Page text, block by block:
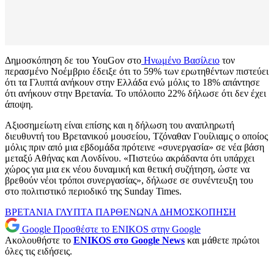
Δημοσκόπηση δε του YouGov στο Ηνωμένο Βασίλειο τον
περασμένο Νοέμβριο έδειξε ότι το 59% των ερωτηθέντων πιστεύει
ότι τα Γλυπτά ανήκουν στην Ελλάδα ενώ μόλις το 18% απάντησε
ότι ανήκουν στην Βρετανία. Το υπόλοιπο 22% δήλωσε ότι δεν έχει
άποψη.
Αξιοσημείωτη είναι επίσης και η δήλωση του αναπληρωτή
διευθυντή του Βρετανικού μουσείου, Τζόναθαν Γουίλιαμς ο οποίος
μόλις πριν από μια εβδομάδα πρότεινε «συνεργασία» σε νέα βάση
μεταξύ Αθήνας και Λονδίνου. «Πιστεύω ακράδαντα ότι υπάρχει
χώρος για μια εκ νέου δυναμική και θετική συζήτηση, ώστε να
βρεθούν νέοι τρόποι συνεργασίας», δήλωσε σε συνέντευξη του
στο πολιτιστικό περιοδικό της Sunday Times.
ΒΡΕΤΑΝΙΑ ΓΛΥΠΤΑ ΠΑΡΘΕΝΩΝΑ ΔΗΜΟΣΚΟΠΗΣΗ
Google Προσθέστε το ENIKOS στην Google
Ακολουθήστε το ENIKOS στο Google News και μάθετε πρώτοι
όλες τις ειδήσεις.